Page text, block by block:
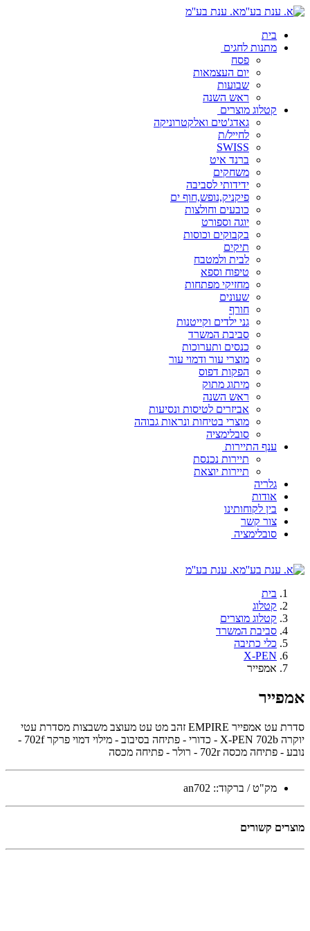
א. ענת בע''מ
בית
מתנות לחגים
פסח
יום העצמאות
שבועות
ראש השנה
קטלוג מוצרים
גאדג'טים ואלקטרוניקה
לחייל/ת
SWISS
ברנד איט
משחקים
ידידותי לסביבה
פיקניק,נופש,חוף ים
כובעים וחולצות
יוגה וספורט
בקבוקים וכוסות
תיקים
לבית ולמטבח
טיפוח וספא
מחזיקי מפתחות
שעונים
חורף
גני ילדים וקייטנות
סביבת המשרד
כנסים ותערוכות
מוצרי עור ודמוי עור
הפקות דפוס
מיתוג מתוק
ראש השנה
אביזרים לטיסות ונסיעות
מוצרי בטיחות ונראות גבוהה
סובלימציה
ענף התיירות
תיירות נכנסת
תיירות יוצאת
גלריה
אודות
בין לקוחותינו
צור קשר
סובלימציה
א. ענת בע''מ
בית
קטלוג
קטלוג מוצרים
סביבת המשרד
כלי כתיבה
X-PEN
אמפייר
אמפייר
סדרת עט אמפייר EMPIRE זהב מט עט מעוצב משבצות מסדרת עטי
יוקרה X-PEN 702b - כדורי - פתיחה בסיבוב - מילוי דמוי פרקר 702f -
נובע - פתיחה מכסה 702r - רולר - פתיחה מכסה
מק"ט / ברקוד:: an702
מוצרים קשורים